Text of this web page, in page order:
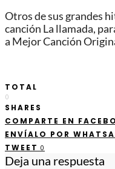
Otros de sus grandes
canción La llamada,
a Mejor Canción
TOTAL
0
SHARES
COMPARTE EN
ENVÍALO POR
TWEET 0
Deja una respuesta